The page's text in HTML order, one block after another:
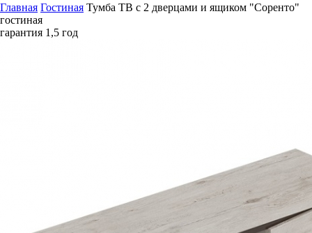
Главная Гостиная Тумба ТВ с 2 дверцами и ящиком "Соренто"
гостиная
гарантия 1,5 год